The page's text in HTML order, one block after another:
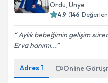
Ordu, Ünye
4.9 (146
Aylık bebeğimin gelişim
Erva hanımı...
Adres 1 Online